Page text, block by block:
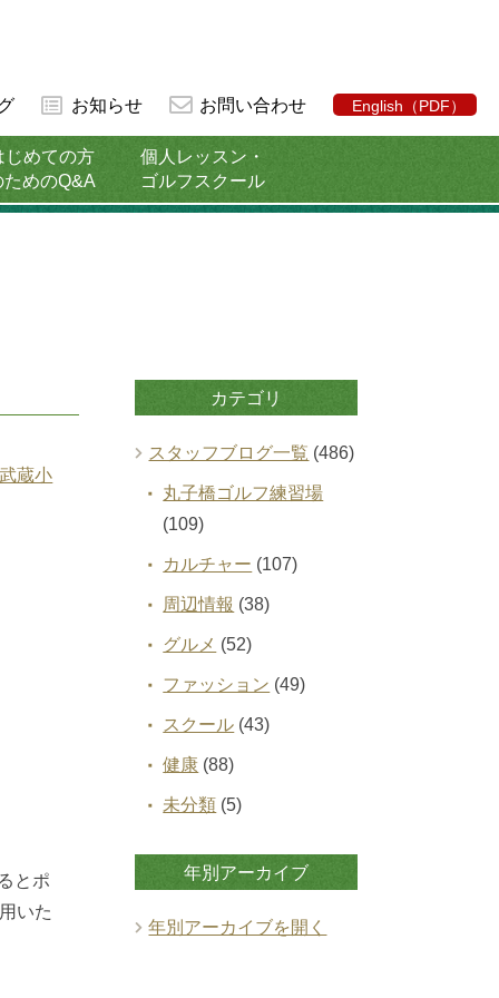
じめての方
ためのQ&A
個人レッスン・
ゴルフスクール
お知らせ お問い合わせ English（PDF）
蔵小
とポ
いた
カテゴリ
スタッフブログ一覧 (486)
丸子橋ゴルフ練習場
(109)
カルチャー (107)
周辺情報 (38)
グルメ (52)
ファッション (49)
スクール (43)
健康 (88)
未分類 (5)
年別アーカイブ
年別アーカイブを開く